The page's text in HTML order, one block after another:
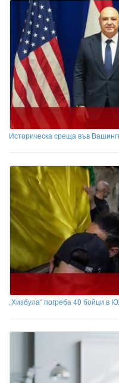
Историческа среща във
„Хизбула“ погреба 40 бойци в